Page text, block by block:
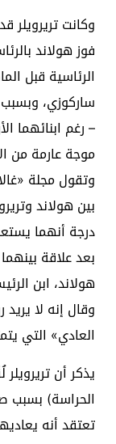
وكانت
فوز هولاند
الرئاسية قبل
ساركوزي،
– رغم ابنائهما
موجة عارمة من
وتقول مجلة
بين هولاند
درجة أنهما
بعد علاقة
هولاند، ابن
وقال إنه لا
العادي» التي
يذكر أن
الحراسة) بسبب
تعتقد أنه